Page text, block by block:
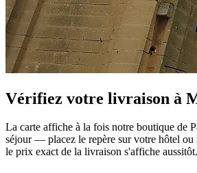
Vérifiez votre livraison à
La carte affiche à la fois notre boutique de
séjour — placez le repère sur votre hôtel ou
le prix exact de la livraison s'affiche aussitôt.